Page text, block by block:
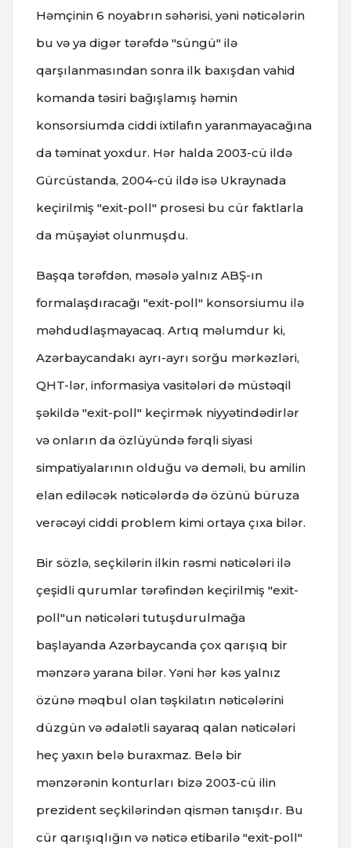
Həmçinin 6 noyabrın səhərisi, yəni nəticələrin
bu və ya digər tərəfdə "süngü" ilə
qarşılanmasından sonra ilk baxışdan vahid
komanda təsiri bağışlamış həmin
konsorsiumda ciddi ixtilafın yaranmayacağına
da təminat yoxdur. Hər halda 2003-cü ildə
Gürcüstanda, 2004-cü ildə isə Ukraynada
keçirilmiş "exit-poll" prosesi bu cür faktlarla
da müşayiət olunmuşdu.
Başqa tərəfdən, məsələ yalnız ABŞ-ın
formalaşdıracağı "exit-poll" konsorsiumu ilə
məhdudlaşmayacaq. Artıq məlumdur ki,
Azərbaycandakı ayrı-ayrı sorğu mərkəzləri,
QHT-lər, informasiya vasitələri də müstəqil
şəkildə "exit-poll" keçirmək niyyətindədirlər
və onların da özlüyündə fərqli siyasi
simpatiyalarının olduğu və deməli, bu amilin
elan ediləcək nəticələrdə də özünü büruza
verəcəyi ciddi problem kimi ortaya çıxa bilər.
Bir sözlə, seçkilərin ilkin rəsmi nəticələri ilə
çeşidli qurumlar tərəfindən keçirilmiş "exit-
poll"un nəticələri tutuşdurulmağa
başlayanda Azərbaycanda çox qarışıq bir
mənzərə yarana bilər. Yəni hər kəs yalnız
özünə məqbul olan təşkilatın nəticələrini
düzgün və ədalətli sayaraq qalan nəticələri
heç yaxın belə buraxmaz. Belə bir
mənzərənin konturları bizə 2003-cü ilin
prezident seçkilərindən qismən tanışdır. Bu
cür qarışıqlığın və nəticə etibarilə "exit-poll"